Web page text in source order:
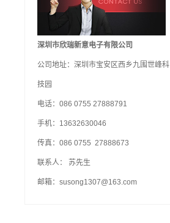
深圳市欣瑞新意电子有限公司
公司地址：深圳市宝安区西乡九围世峰科
技园
电话：086 0755 27888791
手机：13632630046
传真：086 0755 27888673
联系人： 苏先生
邮箱：susong1307@163.com